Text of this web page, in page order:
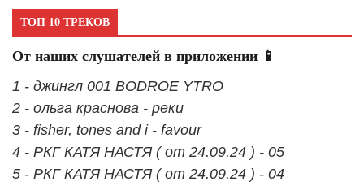
ТОП 10 ТРЕКОВ
От наших слушателей в приложении 📱
1 - джингл 001 BODROE YTRO
2 - ольга краснова - реки
3 - fisher, tones and i - favour
4 - РКГ КАТЯ НАСТЯ ( от 24.09.24 ) - 05
5 - РКГ КАТЯ НАСТЯ ( от 24.09.24 ) - 04